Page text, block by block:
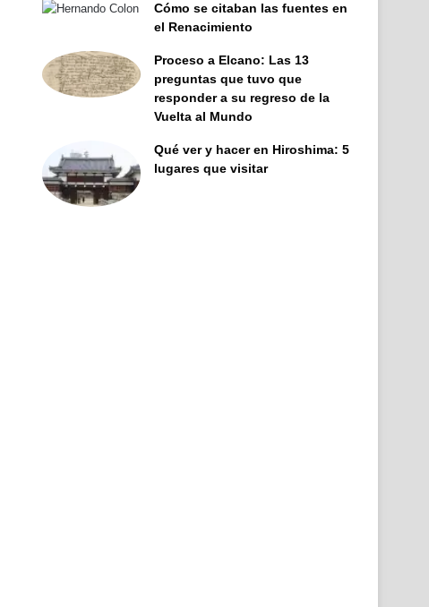
Cómo se citaban las fuentes en
el Renacimiento
Proceso a Elcano: Las 13
preguntas que tuvo que
responder a su regreso de la
Vuelta al Mundo
Qué ver y hacer en Hiroshima: 5
lugares que visitar